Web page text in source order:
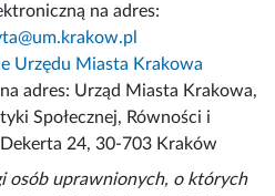
na adres:
Urzędu Miasta Krakowa
adres: Urząd Miasta Krakowa,
Społecznej, Równości i
24, 30-703 Kraków
osób uprawnionych, o których